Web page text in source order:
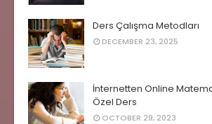
Ders Çalışma Metodları
DECEMBER 23, 2025
İnternetten Online
Özel Ders
OCTOBER 29, 2023